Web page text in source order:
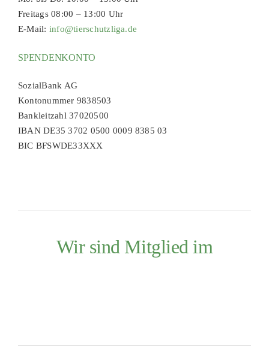
Freitags 08:00 – 13:00 Uhr
E-Mail: info@tierschutzliga.de
SPENDENKONTO
SozialBank AG
Kontonummer 9838503
Bankleitzahl 37020500
IBAN DE35 3702 0500 0009 8385 03
BIC BFSWDE33XXX
Wir sind Mitglied im